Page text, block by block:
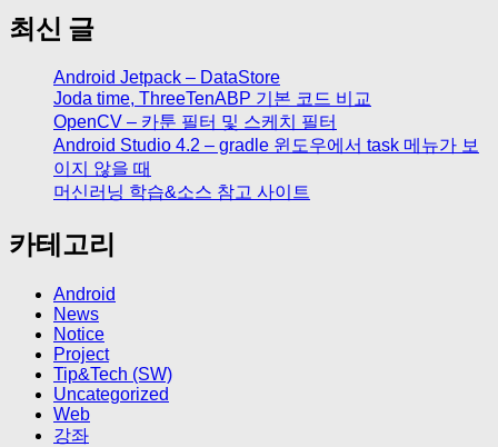
최신 글
Android Jetpack – DataStore
Joda time, ThreeTenABP 기본 코드 비교
OpenCV – 카툰 필터 및 스케치 필터
Android Studio 4.2 – gradle 윈도우에서 task 메뉴가 보
이지 않을 때
머신러닝 학습&소스 참고 사이트
카테고리
Android
News
Notice
Project
Tip&Tech (SW)
Uncategorized
Web
강좌